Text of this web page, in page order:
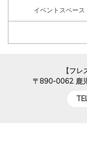
イベントスペース
【フ
〒890-0062 鹿